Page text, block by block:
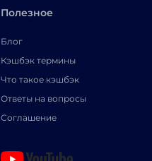
Полезное
Блог
Кэшбэк термины
Что такое кэшбэк
Ответы на вопросы
Соглашение